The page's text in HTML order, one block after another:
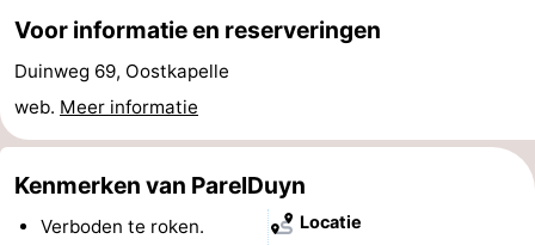
en
Duin
De
Grote
Geere
-
De
Zandput
-
Dennenbos
-
Fort
-
Voor informatie en reserveringen
Duinweg 69, Oostkapelle
web. Meer informatie
Kenmerken van ParelDuyn
Verboden te roken. Locatie